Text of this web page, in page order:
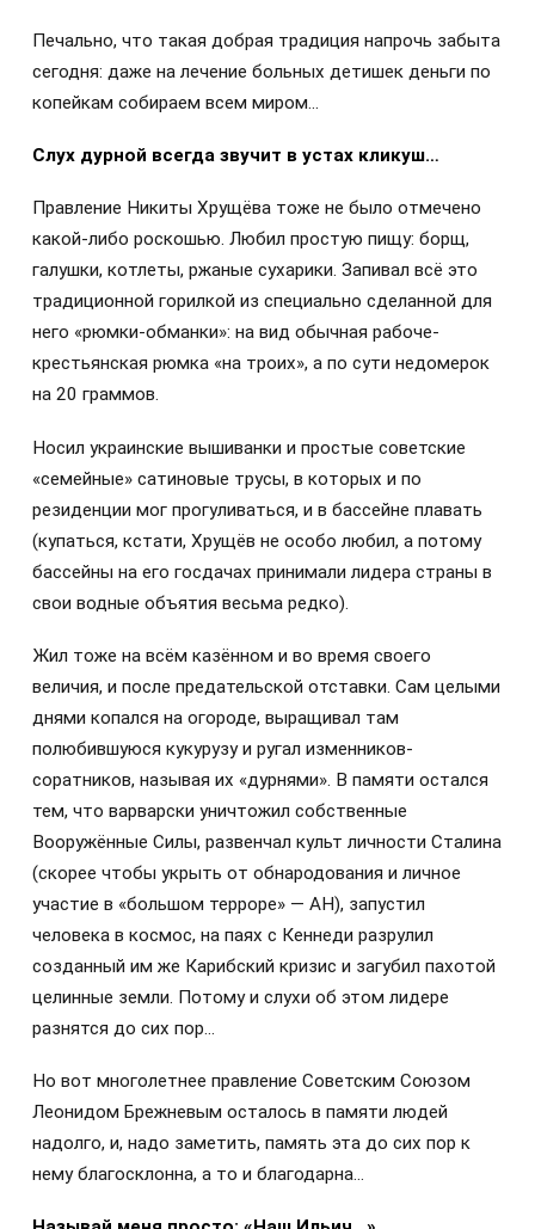
Печально, что такая добрая традиция напрочь забыта
сегодня: даже на лечение больных детишек деньги по
копейкам собираем всем миром…
Слух дурной всегда звучит в устах кликуш…
Правление Никиты Хрущёва тоже не было отмечено
какой-либо роскошью. Любил простую пищу: борщ,
галушки, котлеты, ржаные сухарики. Запивал всё это
традиционной горилкой из специально сделанной для
него «рюмки-обманки»: на вид обычная рабоче-
крестьянская рюмка «на троих», а по сути недомерок
на 20 граммов.
Носил украинские вышиванки и простые советские
«семейные» сатиновые трусы, в которых и по
резиденции мог прогуливаться, и в бассейне плавать
(купаться, кстати, Хрущёв не особо любил, а потому
бассейны на его госдачах принимали лидера страны в
свои водные объятия весьма редко).
Жил тоже на всём казённом и во время своего
величия, и после предательской отставки. Сам целыми
днями копался на огороде, выращивал там
полюбившуюся кукурузу и ругал изменников-
соратников, называя их «дурнями». В памяти остался
тем, что варварски уничтожил собственные
Вооружённые Силы, развенчал культ личности Сталина
(скорее чтобы укрыть от обнародования и личное
участие в «большом терроре» — АН), запустил
человека в космос, на паях с Кеннеди разрулил
созданный им же Карибский кризис и загубил пахотой
целинные земли. Потому и слухи об этом лидере
разнятся до сих пор…
Но вот многолетнее правление Советским Союзом
Леонидом Брежневым осталось в памяти людей
надолго, и, надо заметить, память эта до сих пор к
нему благосклонна, а то и благодарна…